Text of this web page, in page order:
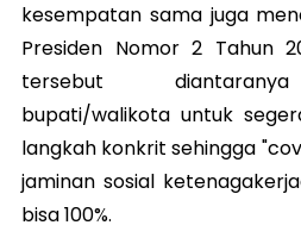
kesempatan sama juga
Presiden Nomor 2 Tahun
tersebut
bupati/walikota untuk
langkah konkrit sehingga
jaminan sosial
bisa 100%.